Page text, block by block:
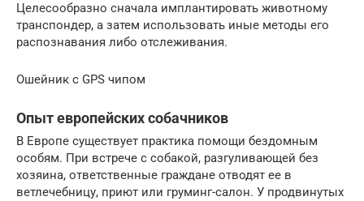
Целесообразно сначала имплантировать животному
транспондер, а затем использовать иные методы его
распознавания либо отслеживания.
Ошейник с GPS чипом
Опыт европейских собачников
В Европе существует практика помощи бездомным
особям. При встрече с собакой, разгуливающей без
хозяина, ответственные граждане отводят ее в
ветлечебницу, приют или груминг-салон. У продвинутых